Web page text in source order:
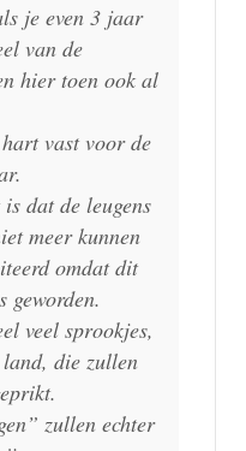
je even 3 jaar
van de
hier toen ook al
vast voor de
dat de leugens
meer kunnen
omdat dit
geworden.
veel sprookjes,
die zullen
zullen echter